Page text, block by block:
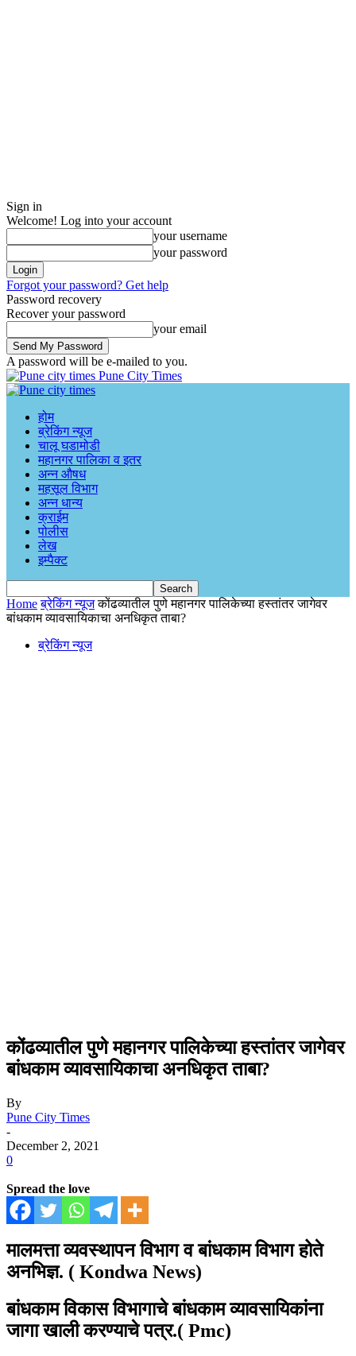
Sign in
Welcome! Log into your account
your username
your password
Forgot your password? Get help
Password recovery
Recover your password
your email
A password will be e-mailed to you.
Pune City Times
होम
ब्रेकिंग न्यूज
चालू घडामोडी
महानगर पालिका व इतर
अन्न औषध
महसूल विभाग
अन्न धान्य
क्राईम
पोलीस
लेख
इम्पैक्ट
Home ब्रेकिंग न्यूज कोंढव्यातील पुणे महानगर पालिकेच्या हस्तांतर जागेवर
बांधकाम व्यावसायिकाचा अनधिकृत ताबा?
ब्रेकिंग न्यूज
कोंढव्यातील पुणे महानगर पालिकेच्या हस्तांतर जागेवर
बांधकाम व्यावसायिकाचा अनधिकृत ताबा?
By
Pune City Times
-
December 2, 2021
0
Spread the love
मालमत्ता व्यवस्थापन विभाग व बांधकाम विभाग होते
अनभिज्ञ. ( Kondwa News)
बांधकाम विकास विभागाचे बांधकाम व्यावसायिकांना
जागा खाली करण्याचे पत्र.( Pmc)